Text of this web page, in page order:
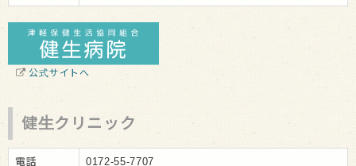
公式サイトへ
健生クリニック
電話 0172-55-7707